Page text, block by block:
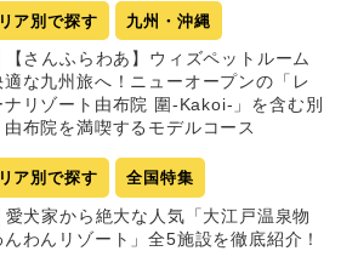
ア別で探す 九州・沖縄
【さんふらわあ】ウィズペットルーム
適な九州旅へ！ニューオープンの「レ
ナリゾート由布院 圍-Kakoi-」を含む別
由布院を満喫するモデルコース
ア別で探す 全国特集
愛犬家から絶大な人気「大江戸温泉物
んわんリゾート」全5施設を徹底紹介！